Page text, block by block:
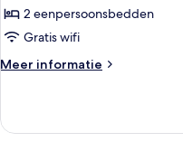
2 eenpersoonsbedden
Gratis wifi
Meer informatie
Meer
kamer